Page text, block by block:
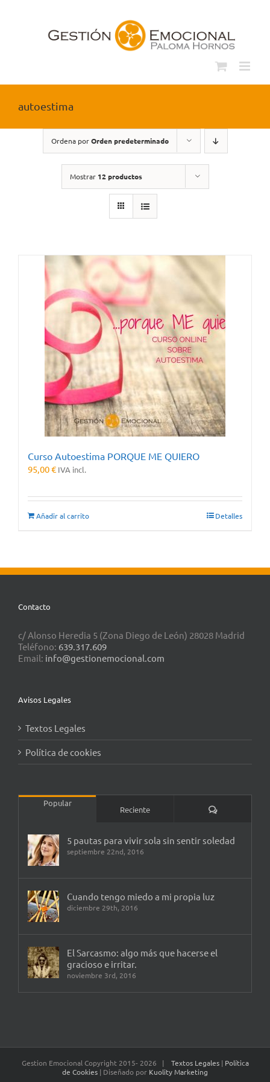
autoestima
Ordena porOrden predeterminado
Mostrar 12 productos
Curso Autoestima PORQUE ME QUIERO
95,00€ IVA incl.
Añadir al carrito Detalles
Contacto
c/ Alonso Heredia 5 (Zona Diego de León) 28028 Madrid
Teléfono: 639.317.609
Email: info@gestionemocional.com
Avisos Legales
Textos Legales
Política de cookies
Popular
Reciente Comentarios
5 pautas para vivir sola sin sentir soledad
septiembre 22nd, 2016
Cuando tengo miedo a mi propia luz
diciembre 29th, 2016
El Sarcasmo: algo más que hacerse el
gracioso e irritar.
noviembre 3rd, 2016
Gestion Emocional Copyright 2015- 2026 | Textos Legales | Política
de Cookies | Diseñado por Kuolity Marketing